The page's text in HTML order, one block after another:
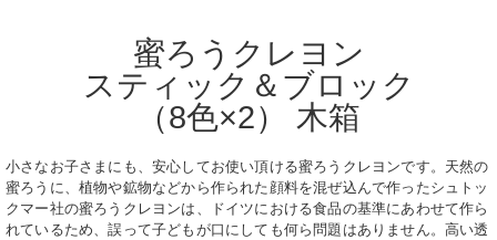
蜜ろうクレヨン
スティック＆ブロック
（8色×2） 木箱
小さなお子さまにも、安心してお使い頂ける蜜ろうクレヨンです。天然の
蜜ろうに、植物や鉱物などから作られた顔料を混ぜ込んで作ったシュトッ
クマー社の蜜ろうクレヨンは、ドイツにおける食品の基準にあわせて作ら
れているため、誤って子どもが口にしても何ら問題はありません。高い透